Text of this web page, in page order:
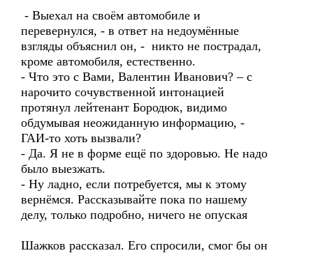
- Выехал на своём автомобиле и
перевернулся, - в ответ на недоумённые
взгляды объяснил он, - никто не пострадал,
кроме автомобиля, естественно.
- Что это с Вами, Валентин Иванович? – с
нарочито сочувственной интонацией
протянул лейтенант Бородюк, видимо
обдумывая неожиданную информацию, -
ГАИ-то хоть вызвали?
- Да. Я не в форме ещё по здоровью. Не надо
было выезжать.
- Ну ладно, если потребуется, мы к этому
вернёмся. Рассказывайте пока по нашему
делу, только подробно, ничего не опуская
Шажков рассказал. Его спросили, смог бы он